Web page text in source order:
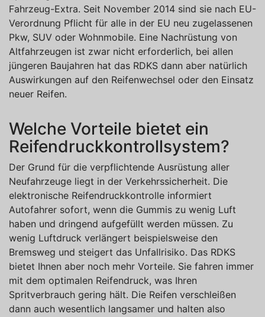
Fahrzeug-Extra. Seit November 2014 sind sie nach EU-
Verordnung Pflicht für alle in der EU neu zugelassenen
Pkw, SUV oder Wohnmobile. Eine Nachrüstung von
Altfahrzeugen ist zwar nicht erforderlich, bei allen
jüngeren Baujahren hat das RDKS dann aber natürlich
Auswirkungen auf den Reifenwechsel oder den Einsatz
neuer Reifen.
Welche Vorteile bietet ein
Reifendruckkontrollsystem?
Der Grund für die verpflichtende Ausrüstung aller
Neufahrzeuge liegt in der Verkehrssicherheit. Die
elektronische Reifendruckkontrolle informiert
Autofahrer sofort, wenn die Gummis zu wenig Luft
haben und dringend aufgefüllt werden müssen. Zu
wenig Luftdruck verlängert beispielsweise den
Bremsweg und steigert das Unfallrisiko. Das RDKS
bietet Ihnen aber noch mehr Vorteile. Sie fahren immer
mit dem optimalen Reifendruck, was Ihren
Spritverbrauch gering hält. Die Reifen verschleißen
dann auch wesentlich langsamer und halten also